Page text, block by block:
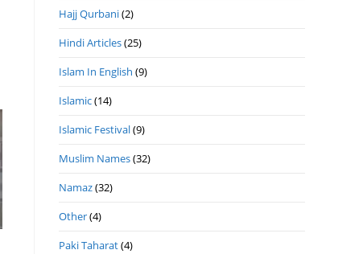
Hajj Qurbani(2)
Hindi Articles(25)
Islam In English (9)
Islamic(14)
Islamic Festival(9)
Muslim Names(32)
Namaz(32)
Other(4)
Paki Taharat(4)